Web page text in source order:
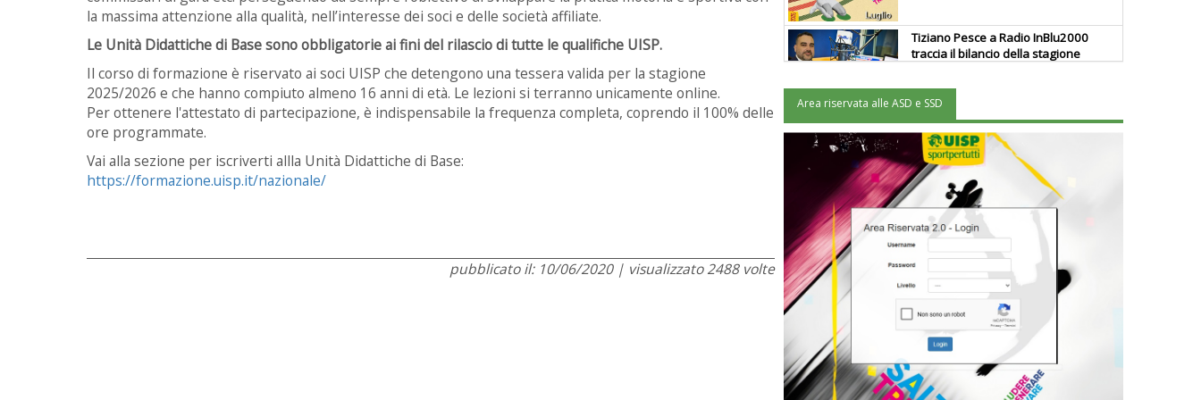
la massima attenzione alla qualità, nell’interesse dei soci e delle società affiliate.
Le Unità Didattiche di Base sono obbligatorie ai fini del rilascio di tutte le qualifiche UISP.
Il corso di formazione è riservato ai soci UISP che detengono una tessera valida per la stagione
2025/2026 e che hanno compiuto almeno 16 anni di età. Le lezioni si terranno unicamente online.
Per ottenere l'attestato di partecipazione, è indispensabile la frequenza completa, coprendo il 100% delle
ore programmate.
Vai alla sezione per iscriverti allla Unità Didattiche di Base:
https://formazione.uisp.it/nazionale/
pubblicato il: 10/06/2020 | visualizzato 2488 volte
Tiziano Pesce a Radio InBlu2000
traccia il bilancio della stagione
valorizzi le nostre specificità"
La formazione Uisp rallenta ma
prosegue anche in estate
Tiziano Pesce nel Cda di
Fondazione Terzjus: prima riunione
Area riservata alle ASD e SSD